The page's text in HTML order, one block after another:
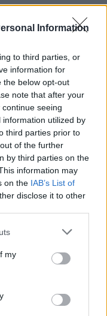
Information
to third parties, or
information for
the below opt-out
note that after your
seeing
utilized by
third parties prior to
of the further
by third parties on the
information may
on the IAB’s List of
disclose it to other
my
attaque très peu et
En se
à la reproduction
des
nombreuses fleurs,
?